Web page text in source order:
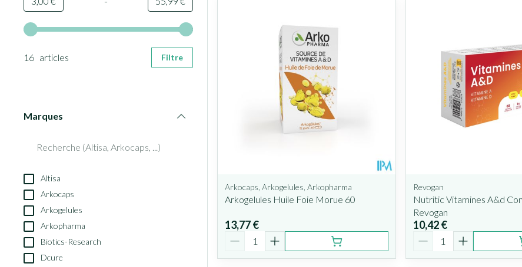
Utilisez les touches fléchées gauche et droite pour ajuster les valeurs minimales et maximales du prix.
16 articles Filtre
Marques
Altisa
Arkocaps
Arkogelules
Arkopharma
Biotics-Research
Dcure
Arkocaps, Arkogelules, Arkopharma
Arkogelules Huile Foie Morue 60
13,77 €
Quantité
Revogan
Nutritic Vitamines A&d
Revogan
10,42 €
Quantité